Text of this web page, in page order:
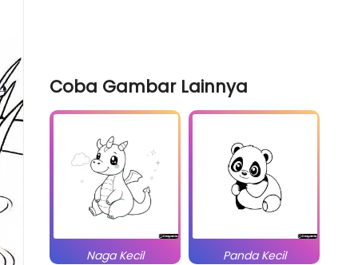
Coba Gambar Lainnya
Naga Kecil Panda Kecil